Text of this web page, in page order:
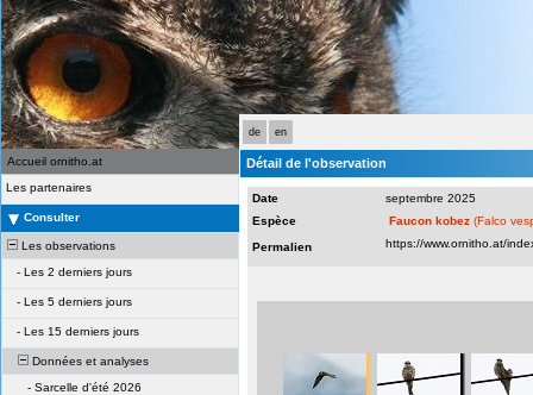
de en
Accueil ornitho.at
Les partenaires
Consulter
Les observations
- Les 2 derniers jours
- Les 5 derniers jours
- Les 15 derniers jours
Données et analyses
- Sarcelle d'été 2026
Détail de l'observation
Date
septembre 2025
Espèce
Faucon kobez (Falco
Permalien